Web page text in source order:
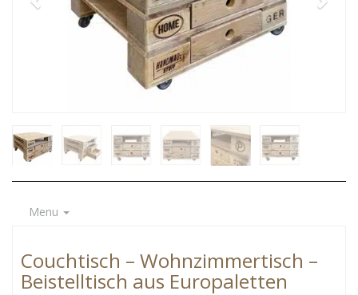
Menu
Couchtisch – Wohnzimmertisch –
Beistelltisch aus Europaletten